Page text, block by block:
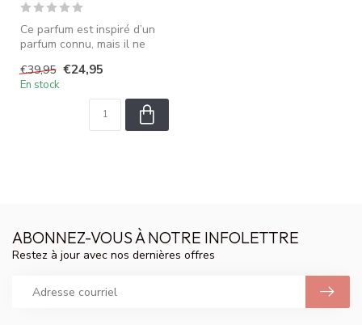
Ce parfum est inspiré d’un
parfum connu, mais il ne
€39,95 €24,95
En stock
ABONNEZ-VOUS À NOTRE INFOLETTRE
Restez à jour avec nos dernières offres